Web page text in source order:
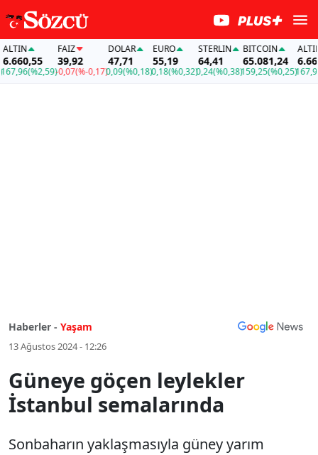
(%2,59)
39,92
-0,07(%-0,17)
DOLAR
47,71
0,09(%0,18)
EURO
55,19
0,18(%0,32)
STERLIN
64,41
0,24(%0,38)
BITCOIN
65.081,24
159,25(%0,25)
ALTIN
6.660,55
167,96
Haberler - Yaşam
13 Ağustos 2024 - 12:26
Güneye göçen leylekler
İstanbul semalarında
Sonbaharın yaklaşmasıyla güney yarım